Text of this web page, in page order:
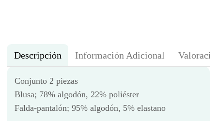
Descripción Información Adicional
Conjunto 2 piezas
Blusa; 78% algodón, 22% poliéster
Falda-pantalón; 95% algodón, 5% elastano